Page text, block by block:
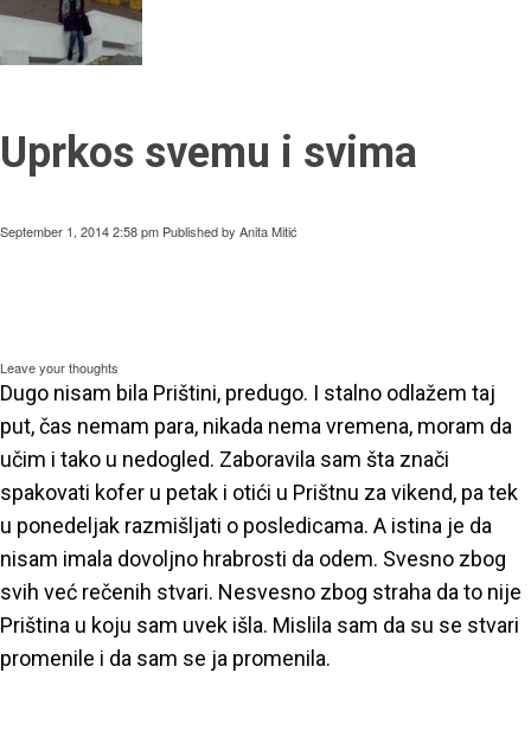
Uprkos svemu i svima
September 1, 2014 2:58 pm Published by Anita Mitić
Leave your thoughts
Dugo nisam bila Prištini, predugo. I stalno odlažem taj
put, čas nemam para, nikada nema vremena, moram da
učim i tako u nedogled. Zaboravila sam šta znači
spakovati kofer u petak i otići u Prištnu za vikend, pa tek
u ponedeljak razmišljati o posledicama. A istina je da
nisam imala dovoljno hrabrosti da odem. Svesno zbog
svih već rečenih stvari. Nesvesno zbog straha da to nije
Priština u koju sam uvek išla. Mislila sam da su se stvari
promenile i da sam se ja promenila.